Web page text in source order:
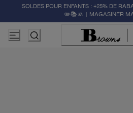
SOLDES POUR ENFANTS : +25% DE
✏️📚🚸 | MAGASINER